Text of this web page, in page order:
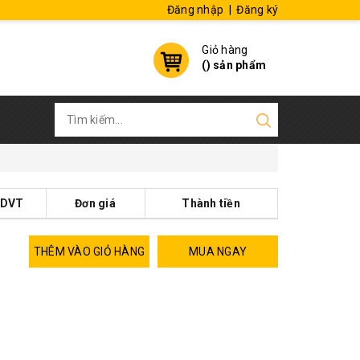
Đăng nhập Đăng ký
Giỏ hàng
() sản phẩm
DVT Đơn giá Thành tiền
MUA NGAY
THÊM VÀO GIỎ HÀNG